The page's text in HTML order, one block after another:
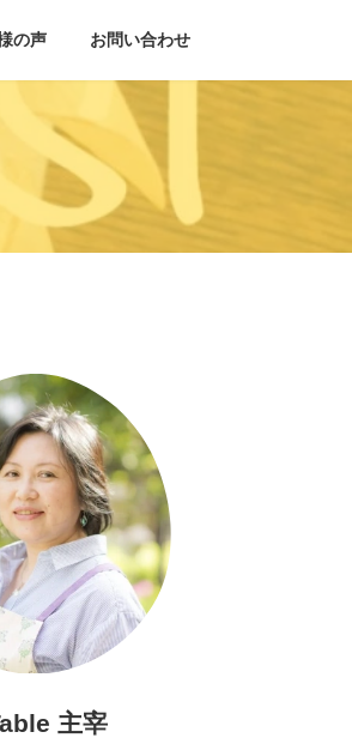
の声 お問い合わせ
主宰